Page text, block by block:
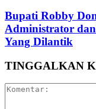
Bupati Robby
Administrator
Yang Dilantik
TINGGALKAN